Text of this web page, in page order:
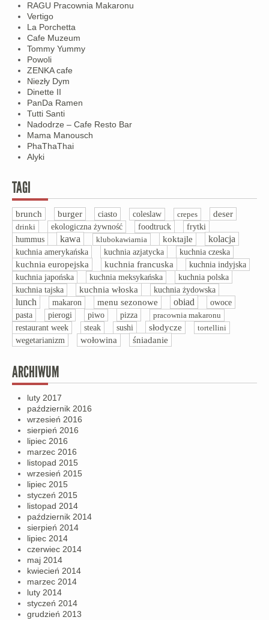
RAGU Pracownia Makaronu
Vertigo
La Porchetta
Cafe Muzeum
Tommy Yummy
Powoli
ZENKA cafe
Niezły Dym
Dinette II
PanDa Ramen
Tutti Santi
Nadodrze – Cafe Resto Bar
Mama Manousch
PhaThaThai
Alyki
TAGI
brunch burger ciasto coleslaw crepes deser
drinki ekologiczna żywność foodtruck frytki
hummus kawa klubokawiarnia koktajle kolacja
kuchnia amerykańska kuchnia azjatycka kuchnia czeska
kuchnia europejska kuchnia francuska
kuchnia indyjska
kuchnia japońska
kuchnia meksykańska kuchnia polska
kuchnia tajska kuchnia włoska kuchnia żydowska
lunch makaron menu sezonowe obiad
owoce
pasta
pierogi piwo pizza
pracownia makaronu
restaurant week
steak sushi słodycze tortellini
wegetarianizm wołowina śniadanie
ARCHIWUM
luty 2017
październik 2016
wrzesień 2016
sierpień 2016
lipiec 2016
marzec 2016
listopad 2015
wrzesień 2015
lipiec 2015
styczeń 2015
listopad 2014
październik 2014
sierpień 2014
lipiec 2014
czerwiec 2014
maj 2014
kwiecień 2014
marzec 2014
luty 2014
styczeń 2014
grudzień 2013